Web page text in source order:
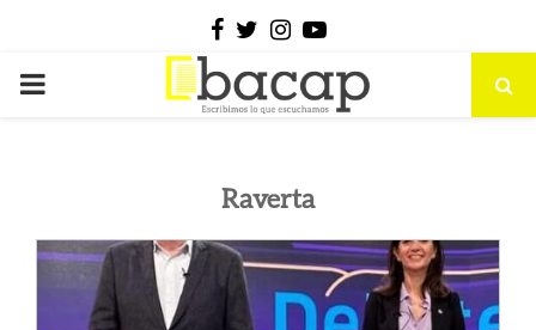
Facebook
Twitter
Instagram
Youtube
PRIMARY
Raverta